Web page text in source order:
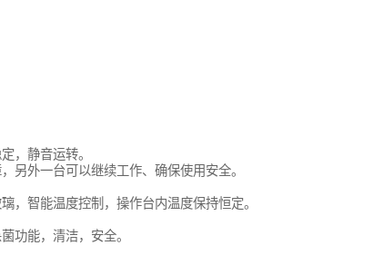
，静音运转。
另外一台可以继续工作、确保使用安全。
，智能温度控制，操作台内温度保持恒定。
功能，清洁，安全。